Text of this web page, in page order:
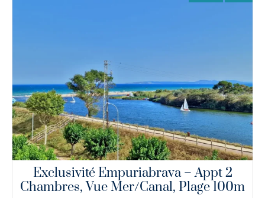
Exclusivité Empuriabrava – Appt 2
Chambres, Vue Mer/canal, Plage 100m